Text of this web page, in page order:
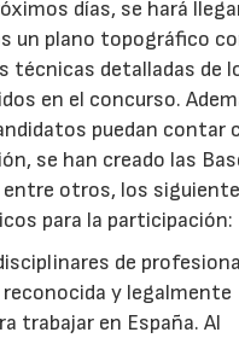
días, se hará
un plano topográfico
técnicas detalladas de
en el concurso.
puedan contar
se han creado las
entre otros, los
para la participación:
de
y legalmente
trabajar en España. Al